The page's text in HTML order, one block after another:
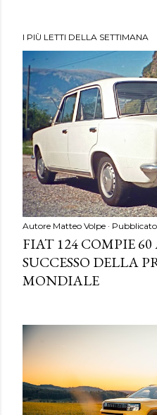
I PIÙ LETTI DELLA SETTIMANA
Autore Matteo Volpe
FIAT 124 COMPIE
SUCCESSO DELLA
MONDIALE